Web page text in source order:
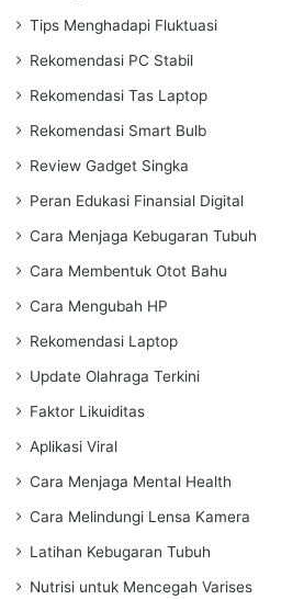
Tips Menghadapi Fluktuasi
Rekomendasi PC Stabil
Rekomendasi Tas Laptop
Rekomendasi Smart Bulb
Review Gadget Singka
Peran Edukasi Finansial Digital
Cara Menjaga Kebugaran Tubuh
Cara Membentuk Otot Bahu
Cara Mengubah HP
Rekomendasi Laptop
Update Olahraga Terkini
Faktor Likuiditas
Aplikasi Viral
Cara Menjaga Mental Health
Cara Melindungi Lensa Kamera
Latihan Kebugaran Tubuh
Nutrisi untuk Mencegah Varises